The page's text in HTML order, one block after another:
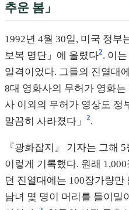
추운 봄」
1992년 4월 30일, 미국 정부
보복 명단」에 올렸다2. 이
일격이었다. 그들의 진열대
8대 영화사의 무허가 영화
사 이외의 무허가 영상도 정
말끔히 사라졌다」
2.
『광화잡지』 기자는 그해
이렇게 기록했다. 원래
던 진열대에는 100장가량
남녀 몇 명이 머리를 들이밀